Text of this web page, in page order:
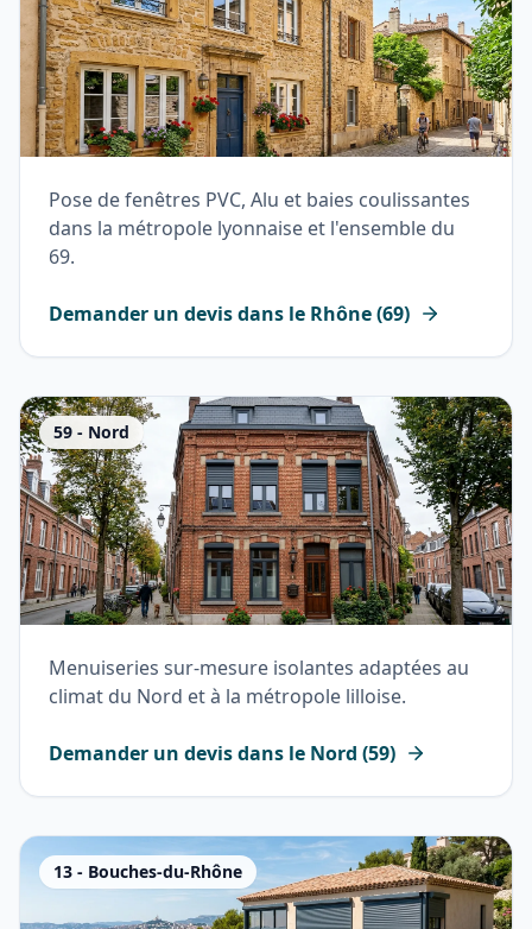
Pose de fenêtres PVC, Alu et baies coulissantes
dans la métropole lyonnaise et l'ensemble du
69.
Demander un devis dans le Rhône(69)
59 - Nord
Menuiseries sur-mesure isolantes adaptées au
climat du Nord et à la métropole lilloise.
Demander un devis dans le Nord (59)
13 - Bouches-du-Rhône